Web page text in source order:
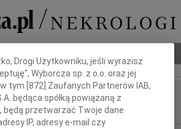
Tadeusz Mieszczański
Drogi Użytkowniku, jeśli wyrazisz
Wyborcza sp. z o.o. oraz jej
tym [872 ] Zaufanych Partnerów IAB,
będąca spółką powiązaną z
będą przetwarzać Twoje dane
IP, adresy e-mail czy